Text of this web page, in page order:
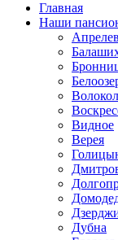
Главная
Наши
Видное
Верея
Дубна